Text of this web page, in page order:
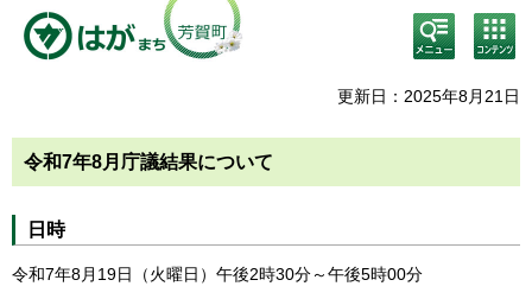
検
索・
メニ
コン
テン
ニュ
更新日：2025年8月21日
令和7年8月庁議結果について
日時
令和7年8月19日（火曜日）午後2時30分～午後5時00分